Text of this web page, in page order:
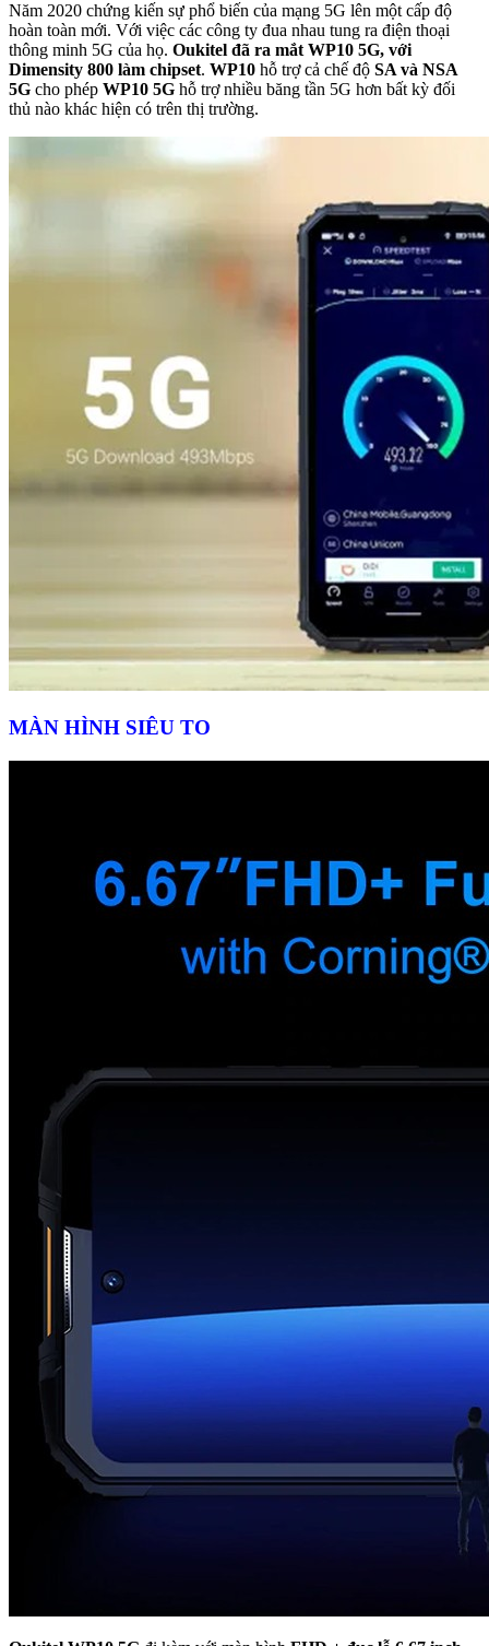
Năm 2020 chứng kiến sự phổ biến của mạng 5G lên một cấp độ
hoàn toàn mới. Với việc các công ty đua nhau tung ra điện thoại
thông minh 5G của họ. Oukitel đã ra mắt WP10 5G, với
Dimensity 800 làm chipset. WP10 hỗ trợ cả chế độ SA và NSA
5G cho phép WP10 5G hỗ trợ nhiều băng tần 5G hơn bất kỳ đối
thủ nào khác hiện có trên thị trường.
MÀN HÌNH SIÊU TO